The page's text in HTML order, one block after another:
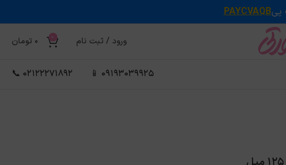
PAYCVAQB
ورود / ثبت نام 0
0 تومان
09193039925 📱
02122271892 📞